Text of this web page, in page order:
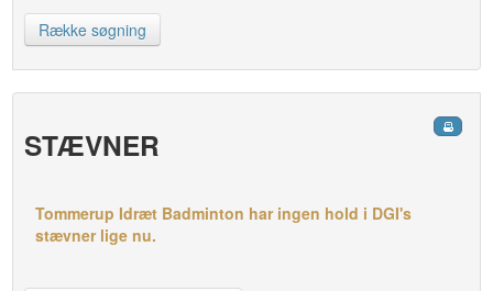
Række søgning
STÆVNER
Tommerup Idræt Badminton har ingen hold i DGI's
stævner lige nu.